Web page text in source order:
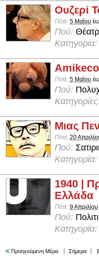
Ουζερί
Πότε: 5 Μαΐου
Πού:
Κατηγορία:
Πότε: 5 Μαΐου
Πού:
Μιας
Πότε: 20
Πού:
Κατηγορία:
1940 |
Ελλάδα
Πότε: 9 Απριλίου
Πού:
Κατηγορία:
Προηγούμενη Μέρα Σήμερα